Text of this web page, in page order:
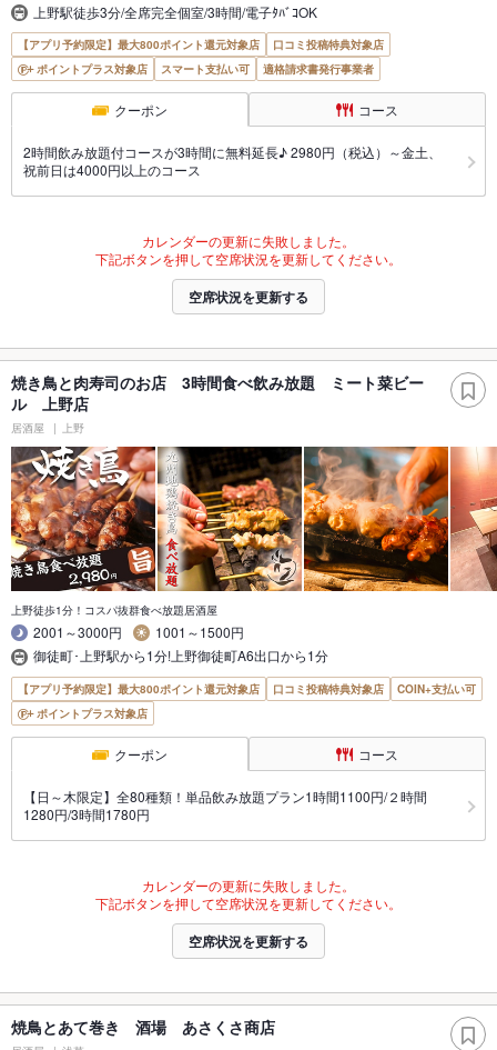
上野駅徒歩3分/全席完全個室/3時間/電子ﾀﾊﾞｺOK
【アプリ予約限定】最大800ポイント還元対象店
口コミ投稿特典対象店
ポイントプラス対象店
スマート支払い可 適格請求書発行事業者
クーポン コース
2時間飲み放題付コースが3時間に無料延長♪ 2980円（税込）～金土、
祝前日は4000円以上のコース
カレンダーの更新に失敗しました。
下記ボタンを押して空席状況を更新してください。
空席状況を更新する
焼き鳥と肉寿司のお店 3時間食べ飲み放題 ミート菜ビー
ル 上野店
居酒屋 上野
上野徒歩1分！コスパ抜群食べ放題居酒屋
2001～3000円
1001～1500円
御徒町･上野駅から1分!上野御徒町A6出口から1分
【アプリ予約限定】最大800ポイント還元対象店 口コミ投稿特典対象店
COIN+支払い可
ポイントプラス対象店
クーポン コース
【日～木限定】全80種類！単品飲み放題プラン1時間1100円/２時間
1280円/3時間1780円
カレンダーの更新に失敗しました。
下記ボタンを押して空席状況を更新してください。
空席状況を更新する
焼鳥とあて巻き 酒場 あさくさ商店